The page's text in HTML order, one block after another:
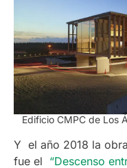
Edificio CMPC de Los
Y el año 2018 la
fue el “Descenso